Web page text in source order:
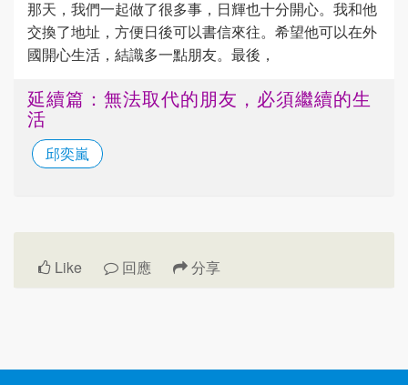
那天，我們一起做了很多事，日輝也十分開心。我和他
交換了地址，方便日後可以書信來往。希望他可以在外
國開心生活，結識多一點朋友。最後，
延續篇：無法取代的朋友，必須繼續的生
活
邱奕嵐
Like 回應 分享